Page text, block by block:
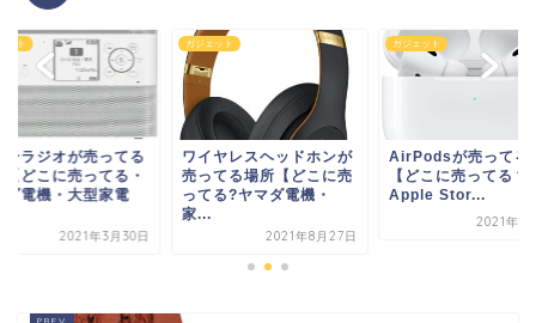
ジェット
イヤレスヘッドホンが
ってる場所【どこに売
てる?ヤマダ電機・
2021年8月27日
ガジェット
AirPodsが売ってる場所
【どこに売ってる？
Apple Stor...
ガジェット
ソニーラジオが売
場所【どこに売っ
ヤマダ電機・大型